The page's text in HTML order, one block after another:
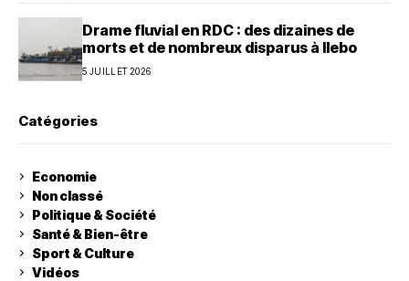
Drame fluvial en RDC : des dizaines de
morts et de nombreux disparus à Ilebo
5 JUILLET 2026
Catégories
Economie
Non classé
Politique & Société
Santé & Bien-être
Sport & Culture
Vidéos